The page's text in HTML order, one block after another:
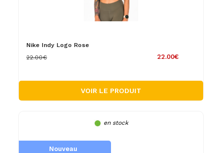
Nike Indy Logo Rose
22.00€
22.00€
VOIR LE PRODUIT
en stock
Nouveau